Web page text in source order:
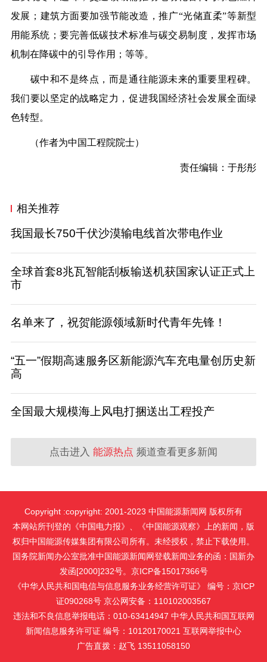
发展；建筑方面要加强节能改造，推广“光储直柔”等新型
用能系统；要完善低碳技术标准与碳交易制度，发挥市场
机制在降碳中的引导作用；等等。
碳中和不是终点，而是通往能源未来的重要里程碑。
我们要以坚定的战略定力，促进我国经济社会发展全面绿
色转型。
（作者为中国工程院院士）
责任编辑：于彤彤
相关推荐
我国最长750千伏沙漠输电线首次带电作业
全球首套8兆瓦智能刮板输送机获国家认证正式上
市
名单来了，祝贺能源领域新时代青年先锋！
“五一”假期高速服务区新能源汽车充电量创历史新
高
全国最大规模海上风电打捆送出工程投产
点击进入 能源热点 频道查看更多新闻
Copyright :copyright: 2001-2023 中国能源新闻网 版权所有
本网站所刊登的《中国电力报》、《中国能源观察》上的新闻，版
权归中国能源传媒集团有限公司所有。未经授权，禁止下载使用。
国务院新闻办公室批准中国能源新闻网登载新闻业务的函：国新办
发函[2000]232号。京ICP备15017366号
《中华人民共和国电信与信息服务业务经营许可证》 编号：京ICP
证090268号 京公网安备：110102003567
违法和不良信息举报电话：010-63414947 中华人民共和国互联网
新闻信息服务许可证 编号：10120170021 互联网举报中心
广告直拨：赵飞 13511058150